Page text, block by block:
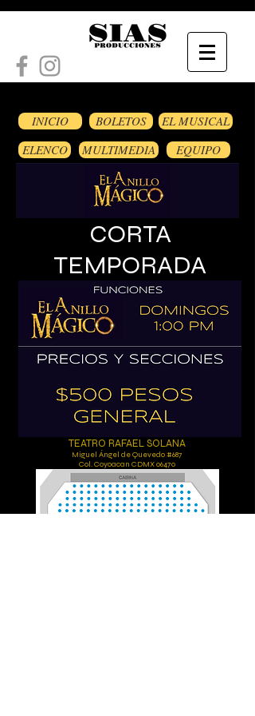
INICIO BOLETOS
EL MUSICAL
ELENCO
MULTIMEDIA EQUIPO
CORTA
TEMPORADA
TEATRO RAFAEL SOLANA
Miguel Ángel de Quevedo #687
Col. Coyoacan CDMX 06470